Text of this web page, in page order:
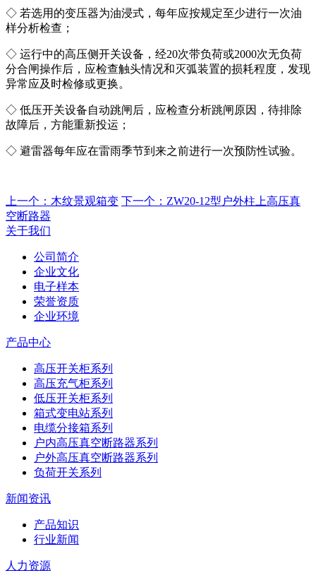
◇ 若选用的变压器为油浸式，每年应按规定至少进行一次油
样分析检查；
◇ 运行中的高压侧开关设备，经20次带负荷或2000次无负荷
分合闸操作后，应检查触头情况和灭弧装置的损耗程度，发现
异常应及时检修或更换。
◇ 低压开关设备自动跳闸后，应检查分析跳闸原因，待排除
故障后，方能重新投运；
◇ 避雷器每年应在雷雨季节到来之前进行一次预防性试验。
上一个：木纹景观箱变 下一个：ZW20-12型户外柱上高压真
空断路器
关于我们
公司简介
企业文化
电子样本
荣誉资质
企业环境
产品中心
高压开关柜系列
高压充气柜系列
低压开关柜系列
箱式变电站系列
电缆分接箱系列
户内高压真空断路器系列
户外高压真空断路器系列
负荷开关系列
新闻资讯
产品知识
行业新闻
人力资源